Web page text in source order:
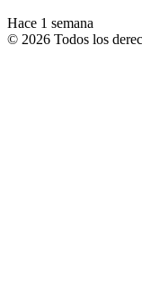
Hace 1 semana
© 2026 Todos los